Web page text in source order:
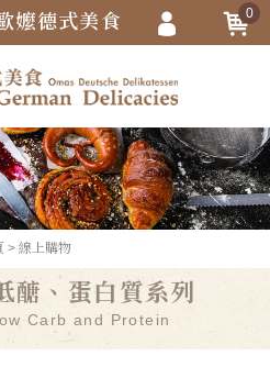
線上購物
醣、蛋白質系列
Carb and Protein
嬤德式美食 0
員登入
員註冊
記密碼
單查詢
TRACK LISTING
款通知
體中文